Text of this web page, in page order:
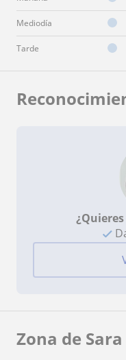
Mediodía
Tarde
Zona de Sara